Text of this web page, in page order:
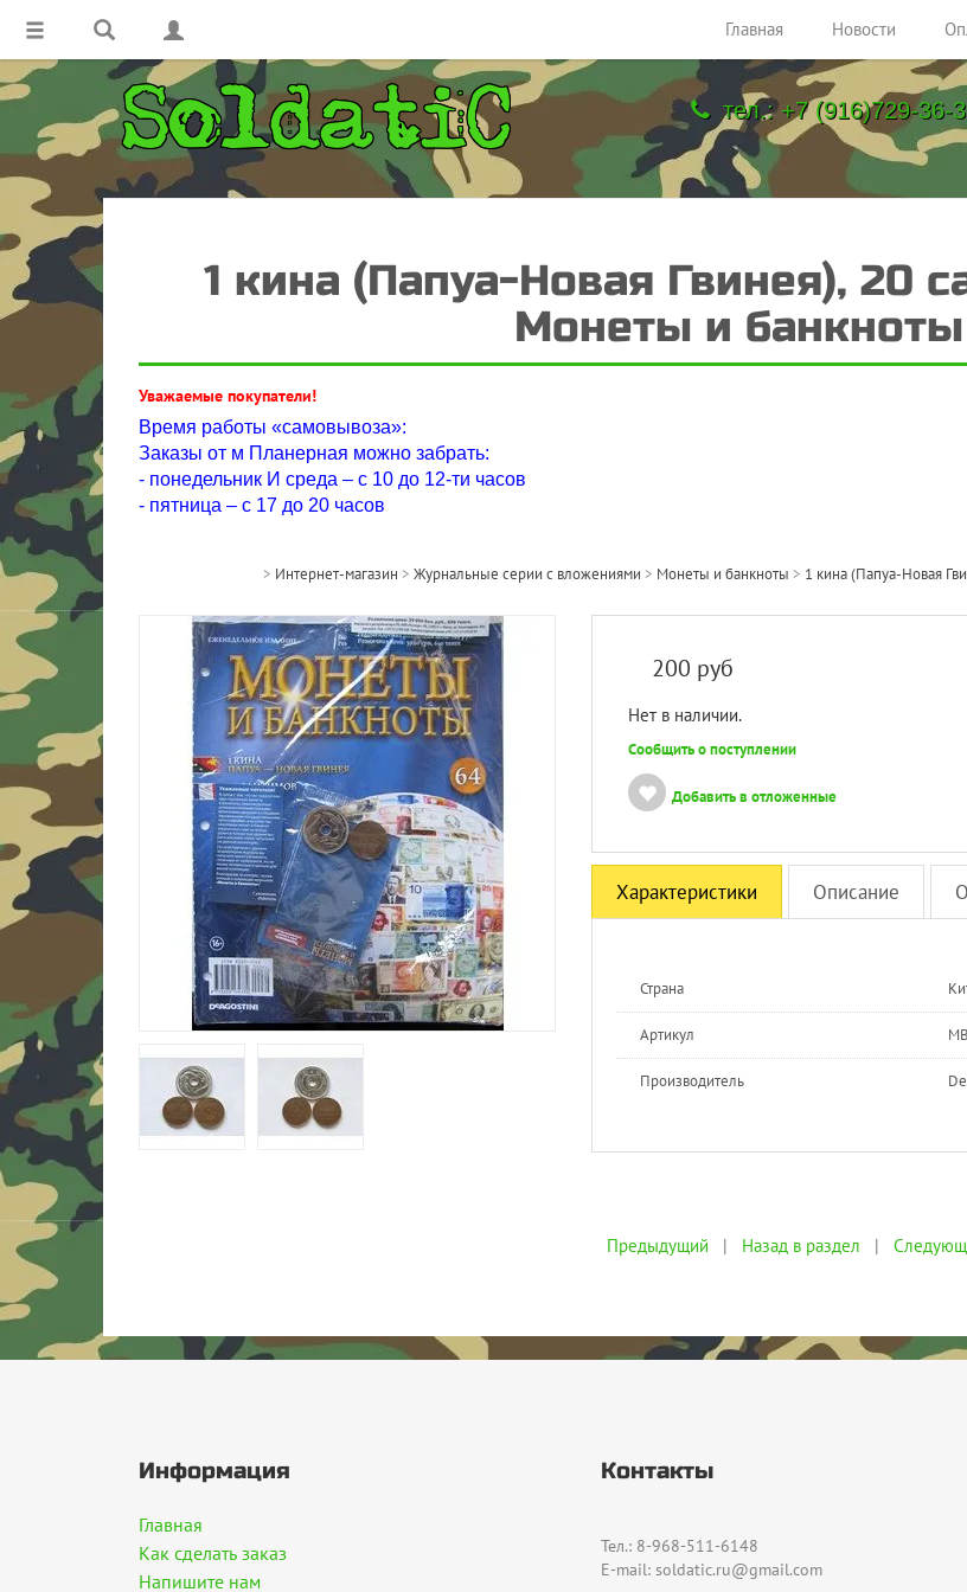
Главная Новости
тел.: +7 (916)729-36-
1 кина (Папуа-Новая Гвинея), 20
Монеты и
Уважаемые покупатели!
Время работы «самовывоза»:
Заказы от м Планерная можно забрать:
- понедельник И среда – с 10 до 12-ти часов
- пятница – с 17 до 20 часов
> Интернет-магазин > Журнальные серии с вложениями > Монеты и банкноты > 1 кина (Папуа-Новая
200 руб
Нет в наличии.
Сообщить о поступлении
Добавить в отложенные
Характеристики Описание
Страна
Артикул
Производитель
Предыдущий | Назад в раздел |
Информация
Главная
Как сделать заказ
Напишите нам
Контакты
Тел.: 8-968-511-6148
E-mail: soldatic.ru@gmail.com